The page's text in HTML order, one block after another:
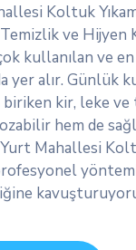
Koltuk
ve Hijyen
kullanılan ve en
yer alır. Günlük
biriken kir, leke
hem de
Mahallesi